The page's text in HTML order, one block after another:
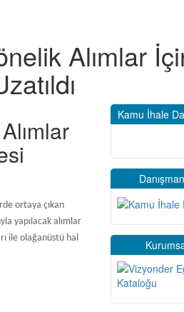
Alımlar
ortaya çıkan
yapılacak alımlar
ile olağanüstü hal
Kamu İhale